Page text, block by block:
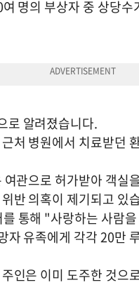
명의 부상자 중 상당
로 알려졌습니다.
처 병원에서 치료받던
관으로 허가받아 객실
반 의혹이 제기되고 있
통해 "사랑하는 사람
유족에게 각각 20만
인은 이미 도주한 것으